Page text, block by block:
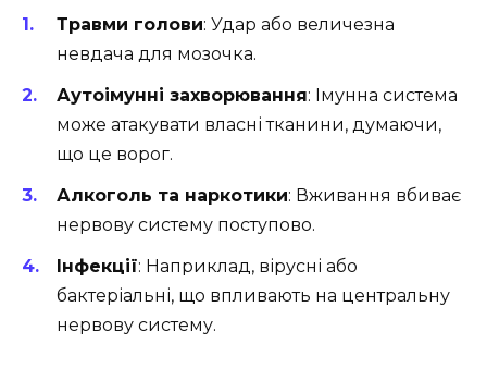
Травми голови: Удар або величезна
невдача для мозочка.
Аутоімунні захворювання: Імунна система
може атакувати власні тканини, думаючи,
що це ворог.
Алкоголь та наркотики: Вживання вбиває
нервову систему поступово.
Інфекції: Наприклад, вірусні або
бактеріальні, що впливають на центральну
нервову систему.